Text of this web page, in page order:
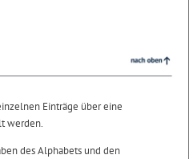
Einträge über eine
werden.
des Alphabets und den